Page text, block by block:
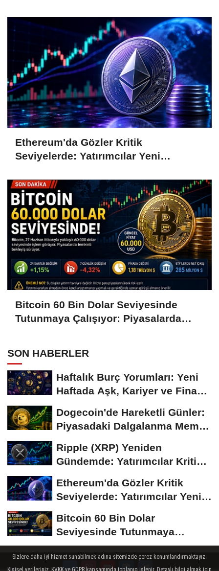
Ethereum'da Gözler Kritik
Seviyelerde: Yatırımcılar Yeni
Bitcoin 60 Bin Dolar Seviyesinde
Tutunmaya Çalışıyor: Piyasalarda
SON HABERLER
Haftalık Burç Yorumları: Yeni
Haftada Aşk, Kariyer ve Finans
Dogecoin'de Hareketli Günler:
Piyasadaki Dalgalanma Meme
Ripple (XRP) Yeniden
Gündemde: Yatırımcılar Kritik
Ethereum'da Gözler Kritik
Seviyelerde: Yatırımcılar Yeni
Bitcoin 60 Bin Dolar
Seviyesinde Tutunmaya
Çalışıyor: Piyasalarda...
Sizlere daha iyi hizmet sunabilmek adına sitemizde çerez konumlandırmaktayız.
Kişisel verileriniz, KVKK ve GDPR kapsamında toplanıp işlenir. Detaylı bilgi almak için